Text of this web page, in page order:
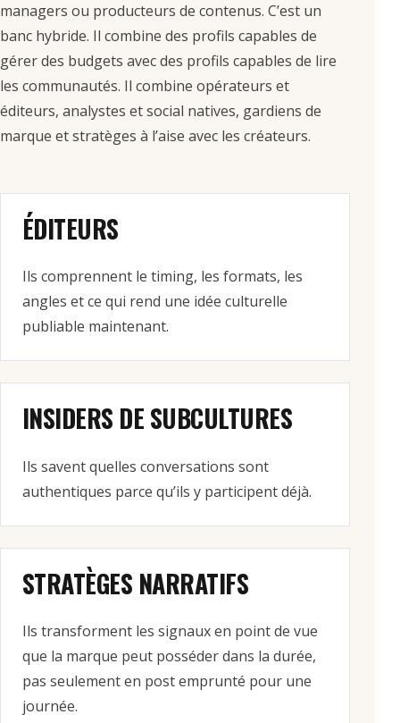
managers ou producteurs de contenus. C’est un
banc hybride. Il combine des profils capables de
gérer des budgets avec des profils capables de lire
les communautés. Il combine opérateurs et
éditeurs, analystes et social natives, gardiens de
marque et stratèges à l’aise avec les créateurs.
ÉDITEURS
Ils comprennent le timing, les formats, les
angles et ce qui rend une idée culturelle
publiable maintenant.
INSIDERS DE SUBCULTURES
Ils savent quelles conversations sont
authentiques parce qu’ils y participent déjà.
STRATÈGES NARRATIFS
Ils transforment les signaux en point de vue
que la marque peut posséder dans la durée,
pas seulement en post emprunté pour une
journée.